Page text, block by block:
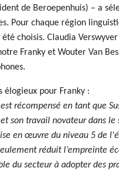
de Beroepenhuis) – a
Pour chaque région
choisis. Claudia
Franky et Wouter Van
élogieux pour Franky :
récompensé en tant que
son travail novateur dans
en œuvre du niveau 5 de
réduit l’empreinte
du secteur à adopter des